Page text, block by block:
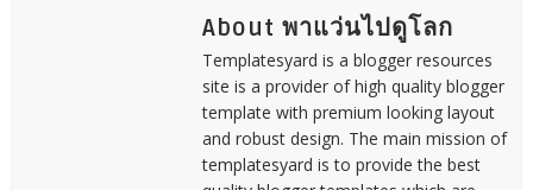
About พาแว่นไปดูโลก
Templatesyard is a blogger resources
site is a provider of high quality blogger
template with premium looking layout
and robust design. The main mission of
templatesyard is to provide the best